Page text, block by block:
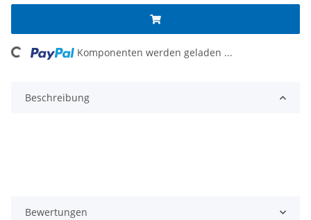
Komponenten werden geladen ...
Beschreibung
Bewertungen